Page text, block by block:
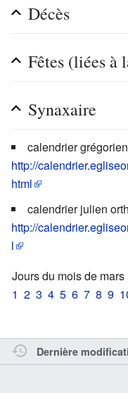
Décès
Fêtes (liées à
Synaxaire
calendrier
http://
html
calendrier julien
http://
l
Jours du mois de mars
1 2 3 4 5 6 7 8 9
Dernière